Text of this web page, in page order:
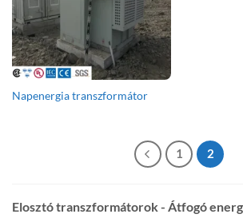
Napenergia transzformátor
1 2
Elosztó transzformátorok - Átfogó